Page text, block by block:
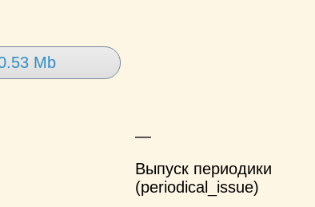
Mb
—
Выпуск периодики
(periodical_issue)